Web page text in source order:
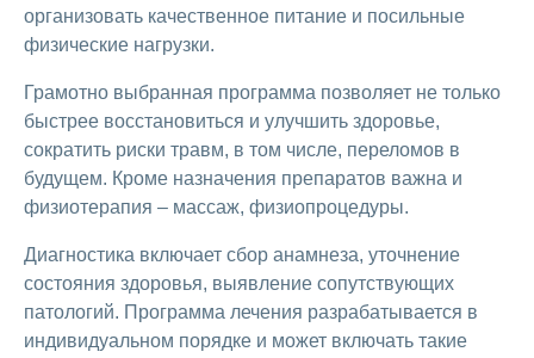
организовать качественное питание и посильные
физические нагрузки.
Грамотно выбранная программа позволяет не только
быстрее восстановиться и улучшить здоровье,
сократить риски травм, в том числе, переломов в
будущем. Кроме назначения препаратов важна и
физиотерапия – массаж, физиопроцедуры.
Диагностика включает сбор анамнеза, уточнение
состояния здоровья, выявление сопутствующих
патологий. Программа лечения разрабатывается в
индивидуальном порядке и может включать такие